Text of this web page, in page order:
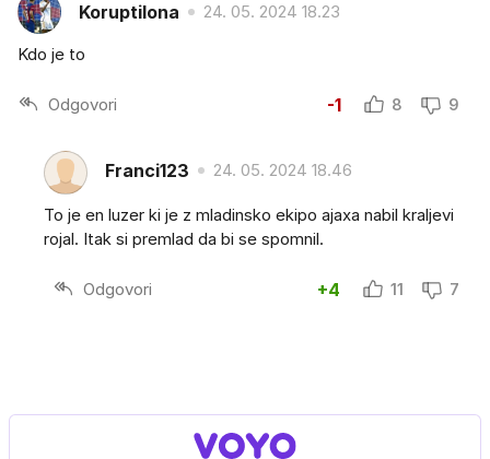
Koruptilona 24. 05. 2024 18.23
Kdo je to
Odgovori -1 8 9
Franci123 24. 05. 2024 18.46
To je en luzer ki je z mladinsko ekipo ajaxa nabil kraljevi
rojal. Itak si premlad da bi se spomnil.
Odgovori +4 11 7